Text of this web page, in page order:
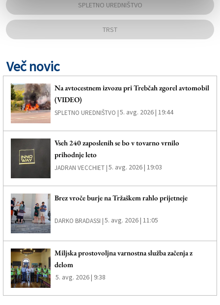
SPLETNO UREDNIŠTVO
TRST
Več novic
Na avtocestnem izvozu pri Trebčah zgorel avtomobil
(VIDEO)
SPLETNO UREDNIŠTVO |5. avg. 2026 | 19:44
Vseh 240 zaposlenih se bo v tovarno vrnilo
prihodnje leto
JADRAN VECCHIET |5. avg. 2026 | 19:03
Brez vroče burje na Tržaškem rahlo prijetneje
DARKO BRADASSI |5. avg. 2026 | 11:05
Miljska prostovoljna varnostna služba začenja z
delom
5. avg. 2026 | 9:38